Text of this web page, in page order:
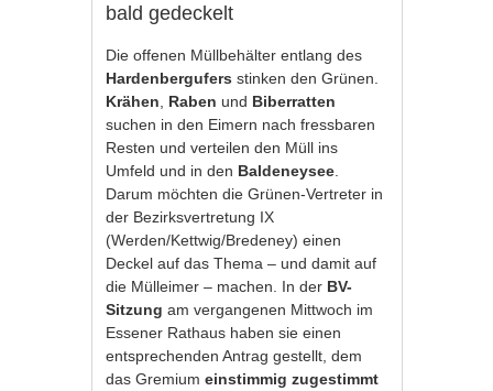
bald gedeckelt
Die offenen Müllbehälter entlang des
Hardenbergufersstinken den Grünen.
Krähen
Raben und Biberratten
suchen in den Eimern nach fressbaren
Resten und verteilen den Müll ins
Umfeld und in den Baldeneysee
Darum möchten die Grünen-Vertreter in
der Bezirksvertretung IX
(Werden/Kettwig/Bredeney) einen
Deckel auf das Thema – und damit auf
die Mülleimer – machen. In der BV-
Sitzung am vergangenen Mittwoch im
Essener Rathaus haben sie einen
entsprechenden Antrag gestellt, dem
das Gremiumeinstimmig zugestimmt